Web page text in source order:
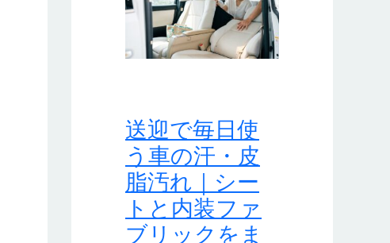
送迎で毎日使
う車の汗・皮
脂汚れ｜シー
トと内装ファ
ブリックをま